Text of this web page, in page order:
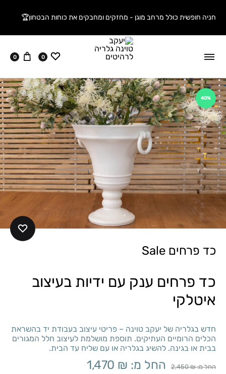
חניה חופשית כולל מרחב מוגן - מחזקים ומחבקים את כוחות הבטחון🏆
ווישליסט
0 עגלה
0
40%
כד פרחים Sale
כד פרחים ענק עם ידיות בעיצוב
איטלקי
חדש בגלריה של יעקב טוינה – פריטי עיצוב בעבודת יד בהשראת
הכלים הרומיים העתיקים. תוספת מושלמת לעיצוב חלל המגורים
בבית או בגינה. להשיג בגלריה או עם שליח עד הבית.
החל מ: 2,450₪ החל מ: 1,470 ₪